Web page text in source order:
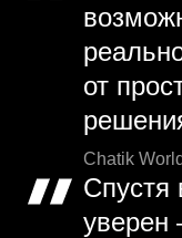
от
Chatik World
Спустя
уверен